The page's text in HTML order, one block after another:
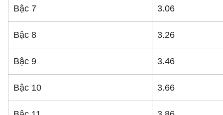
Bậc 7 3.06
Bậc 8 3.26
Bậc 9 3.46
Bậc 10 3.66